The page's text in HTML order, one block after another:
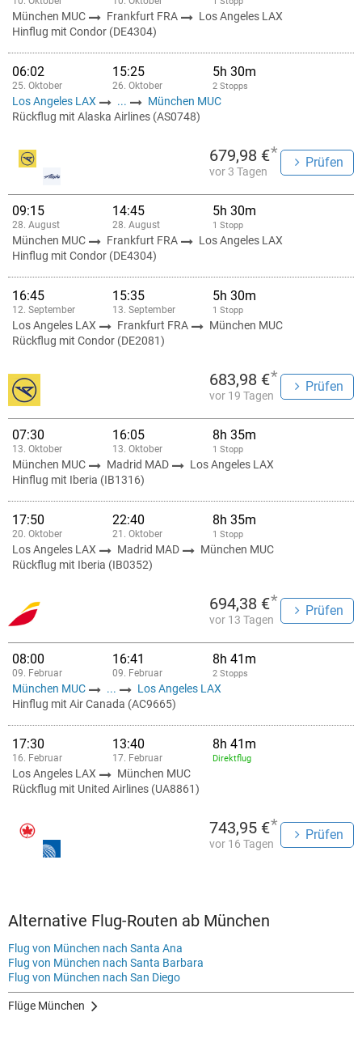
München MUC Frankfurt FRA
Los Angeles LAX
Hinflug mit Condor (DE4304)
06:02
25. Oktober
15:25
26. Oktober
5h 30m
2 Stopps
Los Angeles LAX ...
München MUC
Rückflug mit Alaska Airlines (AS0748)
679,98 €*
vor 3 Tagen
Prüfen
09:15
28. August
14:45
28. August
5h 30m
1 Stopp
München MUC Frankfurt FRA
Los Angeles LAX
Hinflug mit Condor (DE4304)
16:45
12. September
15:35
13. September
5h 30m
1 Stopp
Los Angeles LAX Frankfurt FRA
München MUC
Rückflug mit Condor (DE2081)
683,98 €*
vor 19 Tagen
Prüfen
07:30
13. Oktober
16:05
13. Oktober
8h 35m
1 Stopp
München MUC Madrid MAD
Los Angeles LAX
Hinflug mit Iberia (IB1316)
17:50
20. Oktober
22:40
21. Oktober
8h 35m
1 Stopp
Los Angeles LAX Madrid MAD
München MUC
Rückflug mit Iberia (IB0352)
694,38 €*
vor 13 Tagen
Prüfen
08:00
09. Februar
16:41
09. Februar
8h 41m
2 Stopps
München MUC ...
Los Angeles LAX
Hinflug mit Air Canada (AC9665)
17:30
16. Februar
13:40
17. Februar
8h 41m
Direktflug
Los Angeles LAX
München MUC
Rückflug mit United Airlines (UA8861)
743,95 €*
vor 16 Tagen
Prüfen
Alternative Flug-Routen ab München
Flug von München nach Santa Ana
Flug von München nach Santa Barbara
Flug von München nach San Diego
Flüge München